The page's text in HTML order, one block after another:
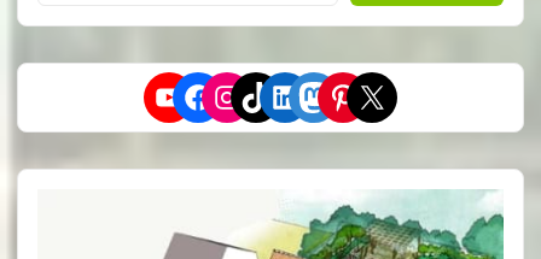
YouTube
Facebook
Instagram
TikTok
LinkedIn
Mastodon
Pinterest
X